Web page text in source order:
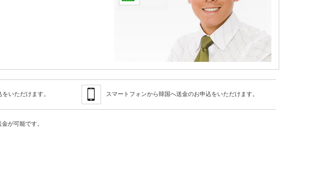
いただけます。 スマートフォンから韓国へ送金のお申込をいただけます。
が可能です。